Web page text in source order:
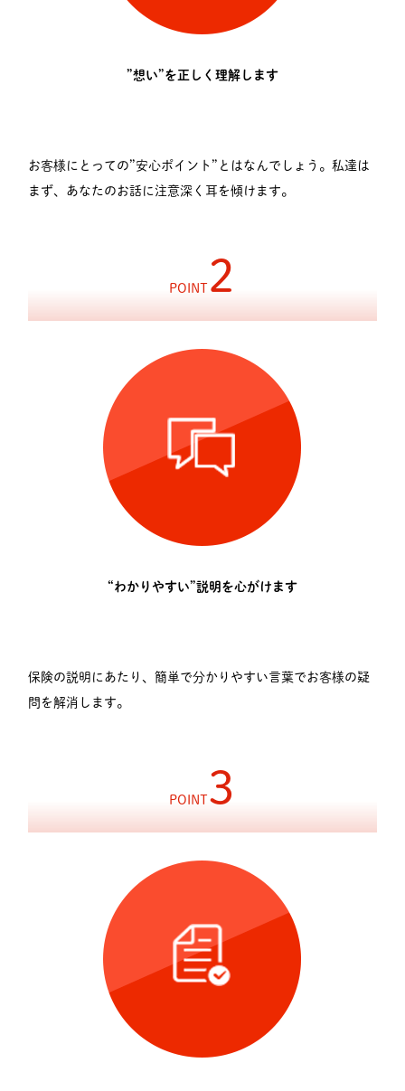
”想い”を正しく理解します
お客様にとっての”安心ポイント”とはなんでしょう。私達は
まず、あなたのお話に注意深く耳を傾けます。
POINT 2
“わかりやすい”説明を心がけます
保険の説明にあたり、簡単で分かりやすい言葉でお客様の疑
問を解消します。
POINT 3